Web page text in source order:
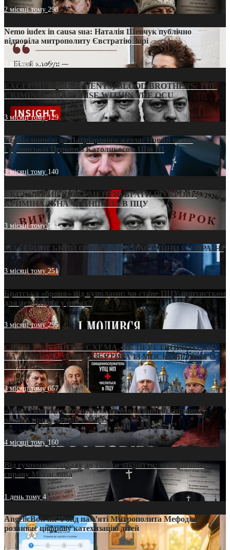
2 місяці тому 298
Nemo iudex in causa sua: Наталія Шевчук публічно
відповіла митрополиту Євстратію Зорі
3 місяці тому214
EXCLUSIVE (DOCUMENTS)/BLOOD BROTHERS: THE
CRIMINAL FRANCHISE WITHIN THE OCU
3 місяці тому129
Від віолончелі до Патріаршого жезла: Новий шлях
Грузинської Церкви з Католикосом Шіо III
3 місяці тому 140
ЕКСКЛЮЗИВ (ДОКУМЕНТИ)/БРАТИ ПО КРОВІ:
КРИМІНАЛЬНА ФРАНШИЗА В ПЦУ
3 місяці тому544
МАТЕРИНСЬКИЙ ОМОРФОР В ЧАС ВІЙНИ В УКРАЇНІ
3 місяці тому251
Братська «броня» під куполами: чи стане ПЦУ прихистком
для дезертирів у рясах?
3 місяці тому295
СВЯТІ УХИЛЯНТИ: СХЕМА, ЯК ПЕРЕТВОРИТИ ПЦУ
НА «ОФШОР» ДЛЯ ДЕЗЕРТИРА ІЗ МОСКОВСЬКОГО
ПАТРІАРХАТУ
3 місяці тому657
«Кейс Тихона» у Тернополі: як Молитовний сніданок
оголив кризу довіри в ПЦУ
4 місяці тому160
Від гучного скандалу до тихого закриття: хто зупинив
справу Мстислава
1 день тому4
AngelicBot: як Фонд пам’яті Митрополита Мефодія
розвиває цифрову катехизацію дітей